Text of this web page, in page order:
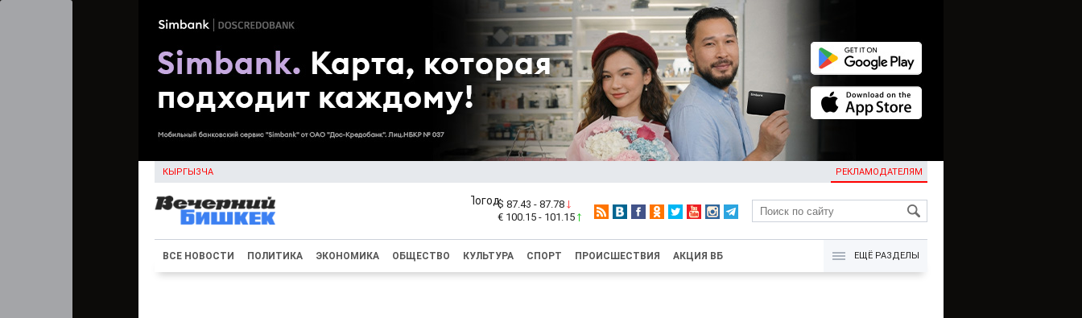
КЫРГЫЗЧА РЕКЛАМОДАТЕЛЯМ
KG
$ 87.43 - 87.78
€ 100.15 - 101.15
ВСЕ НОВОСТИ ПОЛИТИКА ЭКОНОМИКА ОБЩЕСТВО КУЛЬТУРА СПОРТ ПРОИСШЕСТВИЯ АКЦИЯ ВБ ЕЩЁ РАЗДЕЛЫ